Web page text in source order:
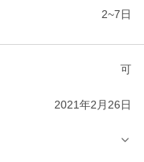
2~7日
可
2021年2月26日